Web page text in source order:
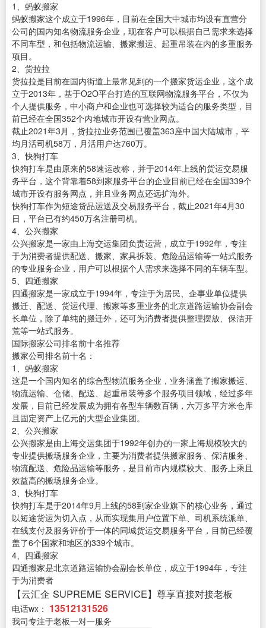
1、蚂蚁搬家
蚂蚁搬家这个成立于1996年，目前在全国大中城市均设有直营分
公司的国内知名物流服务企业，现在客户可以根据自己需求来选择
不同车型，和包括物流运输、搬家搬运、起重吊装在内的多重服务
项目。
2、货拉拉
货拉拉是目前在国内街道上最常见到的一个搬家货运企业，这个成
立于2013年，基于O2O平台打造的互联网物流服务平台，不仅为
个人提供服务，中小商户和企业也可选择较为适合的服务类型，目
前已经在全国352个内地城市开设有营业网点。
截止2021年3月，货拉拉业务范围已覆盖363座中国大陆城市，平
均月活司机58万，月活用户达760万。
3、快狗打车
快狗打车是由原来的58速运改称，并于2014年上线的货运交易服
务平台，这个背靠着58到家服务平台的企业目前已经在全国339个
城市开设有服务网点，并且业务网点还远扩海外。
快狗打车作为短途货品运送及交易服务平台，截止2021年4月30
日，平台已有约450万名注册司机。
4、公兴搬家
公兴搬家是一家由上海交运集团负责运营，成立于1992年，专注
于为消费者提供配送、搬家、家具拆装、危险品运输等一站式服务
的专业服务企业，用户可以根据个人需求来选择不同的车辆车型。
5、四通搬家
四通搬家是一家成立于1994年，专注于为居民、企事业单位提供
搬迁、配送、货运代理、搬家等多重业务的北京道路运输协会副会
长单位，除了单纯的搬迁外，还可为消费者提供整理摆放、保洁开
荒等一站式服务。
国际搬家公司排名前十名推荐
搬家公司排名前十名：
1、蚂蚁搬家
这是一个国内知名的综合型物流服务企业，业务涵盖了搬家搬运、
物流运输、仓储、配送、起重吊装等多个服务项目领域，经过多年
发展，目前已经发展成为拥有各型车辆数百辆，六万多平方米仓库
且固定资产上亿元的大型企业集团。
2、公兴搬家
公兴搬家是由上海交运集团于1992年创办的一家上海规模较大的
专业提供搬场服务企业，主要为消费者提供搬家服务、保洁服务、
物流配送、危险品运输等服务，是目前市内规模较大、服务上乘且
效益高的搬场服务企业。
3、快狗打车
快狗打车是于2014年9月上线的58到家企业旗下的核心业务，通过
以短途货运为切入点，从而实现集用户位置下单、司机系统派单、
在线支付及服务评价于一体的同城货运交易服务平台，目前已经覆
盖了6个国家和地区的339个城市。
4、四通搬家
四通搬家是北京道路运输协会副会长单位，成立于1994年，专注
于为消费者
【云汇企 SUPREME SERVICE】尊享直接对接老板
电话wx： 13512131526
我司专注于老板一对一服务